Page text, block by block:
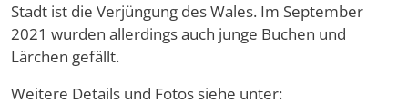
Stadt ist die Verjüngung des Wales. Im September
2021 wurden allerdings auch junge Buchen und
Lärchen gefällt.
Weitere Details und Fotos siehe unter: